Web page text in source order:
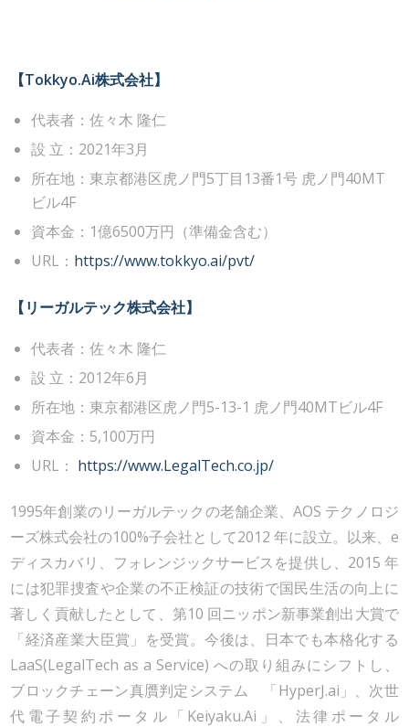
【Tokkyo.Ai株式会社】
代表者：佐々木 隆仁
設 立：2021年3月
所在地：東京都港区虎ノ門5丁目13番1号 虎ノ門40MT
ビル4F
資本金：1億6500万円（準備金含む）
URL： https://www.tokkyo.ai/pvt/
【リーガルテック株式会社】
代表者：佐々木 隆仁
設 立：2012年6月
所在地：東京都港区虎ノ門5-13-1 虎ノ門40MTビル4F
資本金：5,100万円
URL： https://www.LegalTech.co.jp/
1995年創業のリーガルテックの老舗企業、AOS テクノロジ
ーズ株式会社の100%子会社として2012 年に設立。以来、e
ディスカバリ、フォレンジックサービスを提供し、2015 年
には犯罪捜査や企業の不正検証の技術で国民生活の向上に
著しく貢献したとして、第10 回ニッポン新事業創出大賞で
「経済産業大臣賞」を受賞。今後は、日本でも本格化する
LaaS(LegalTech as a Service) への取り組みにシフトし、
ブロックチェーン真贋判定システム 「HyperJ.ai」、次世
代電子契約ポータル「Keiyaku.Ai」、法律ポータル